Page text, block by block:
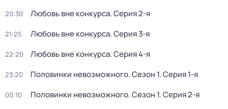
20:30 Любовь вне конкурса. Серия 2-я
21:25 Любовь вне конкурса. Серия 3-я
22:20 Любовь вне конкурса. Серия 4-я
23:20 Половинки невозможного. Сезон 1. Серия 1-я
00:10 Половинки невозможного. Сезон 1. Серия 2-я